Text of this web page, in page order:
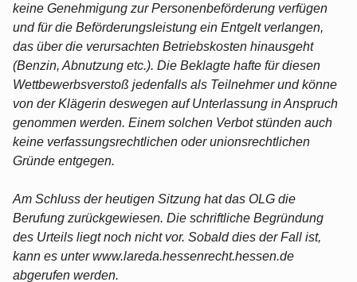
keine Genehmigung zur Personenbeförderung verfügen
und für die Beförderungsleistung ein Entgelt verlangen,
das über die verursachten Betriebskosten hinausgeht
(Benzin, Abnutzung etc.). Die Beklagte hafte für diesen
Wettbewerbsverstoß jedenfalls als Teilnehmer und könne
von der Klägerin deswegen auf Unterlassung in Anspruch
genommen werden. Einem solchen Verbot stünden auch
keine verfassungsrechtlichen oder unionsrechtlichen
Gründe entgegen.
Am Schluss der heutigen Sitzung hat das OLG die
Berufung zurückgewiesen. Die schriftliche Begründung
des Urteils liegt noch nicht vor. Sobald dies der Fall ist,
kann es unter www.lareda.hessenrecht.hessen.de
abgerufen werden.